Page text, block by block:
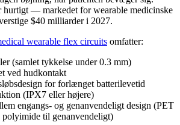
hurtigt — markedet for wearable medicinske
$40 milliarder i 2027.
wearable flex circuits omfatter:
(samlet tykkelse under 0.3 mm)
ved hudkontakt
for forlænget batterilevetid
(IPX7 eller højere)
engangs- og genanvendeligt design (PET
polyimide til genanvendeligt)